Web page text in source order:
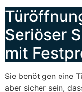
Seriöser
mit
Sie benötigen eine
aber sicher sein,